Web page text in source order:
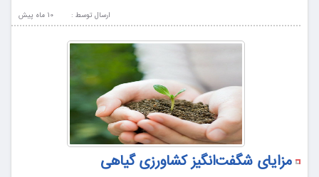
10 ماه پيش ارسال توسط :
مزایای شگفت‌انگیز کشاورزی گیاهی